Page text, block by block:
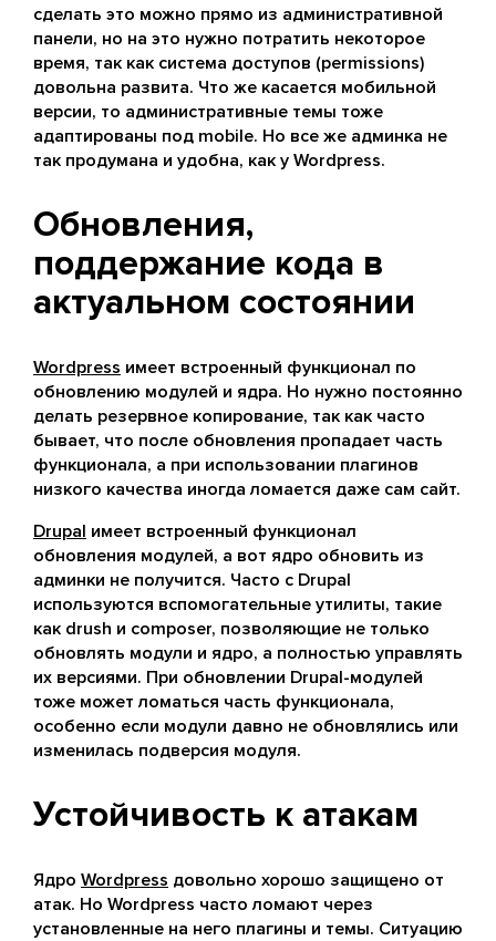
сделать это можно прямо из административной
панели, но на это нужно потратить некоторое
время, так как система доступов (permissions)
довольна развита. Что же касается мобильной
версии, то административные темы тоже
адаптированы под mobile. Но все же админка не
так продумана и удобна, как у Wordpress.
Обновления,
поддержание кода в
актуальном состоянии
Wordpress имеет встроенный функционал по
обновлению модулей и ядра. Но нужно постоянно
делать резервное копирование, так как часто
бывает, что после обновления пропадает часть
функционала, а при использовании плагинов
низкого качества иногда ломается даже сам сайт.
Drupal имеет встроенный функционал
обновления модулей, а вот ядро обновить из
админки не получится. Часто с Drupal
используются вспомогательные утилиты, такие
как drush и composer, позволяющие не только
обновлять модули и ядро, а полностью управлять
их версиями. При обновлении Drupal-модулей
тоже может ломаться часть функционала,
особенно если модули давно не обновлялись или
изменилась подверсия модуля.
Устойчивость к атакам
Ядро Wordpress довольно хорошо защищено от
атак. Но Wordpress часто ломают через
установленные на него плагины и темы. Ситуацию